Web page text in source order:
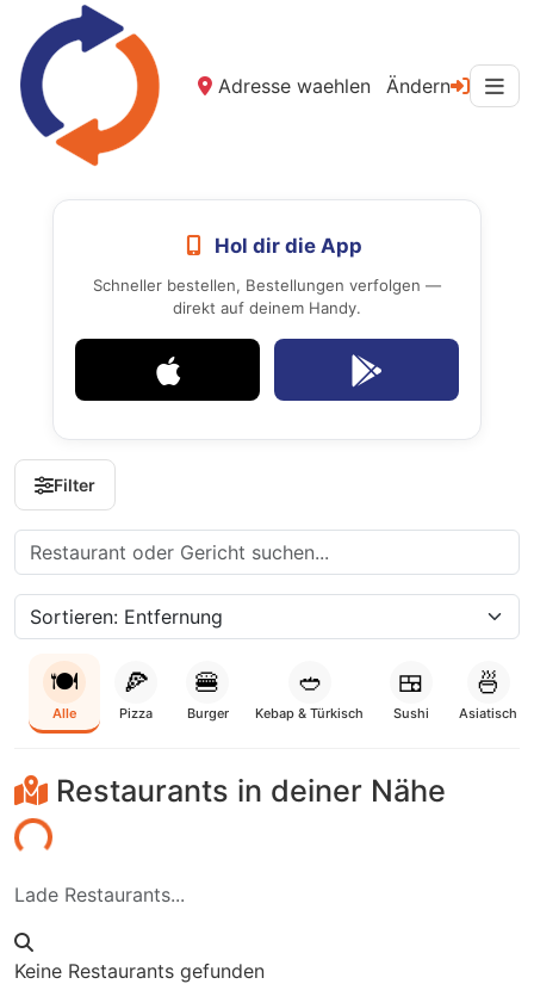
Adresse waehlen Ändern
Hol dir die App
Schneller bestellen, Bestellungen verfolgen —
direkt auf deinem Handy.
Filter
🍽️
Alle
🍕
Pizza
🍔
Burger
🥙
Kebap & Türkisch
🍱
Sushi
🍜
Asiatisch
Restaurants in deiner Nähe
Lade Restaurants...
Keine Restaurants gefunden